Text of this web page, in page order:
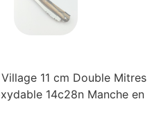
11 cm Double Mitres
14c28n Manche en